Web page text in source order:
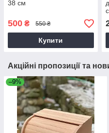
38 см
500 ₴ 550 ₴
Купити
Акційні пропозиції та
–9%